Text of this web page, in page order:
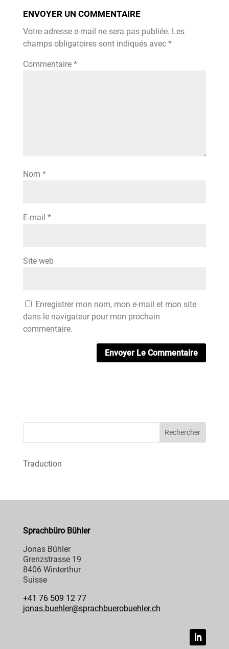
ENVOYER UN COMMENTAIRE
Votre adresse e-mail ne sera pas publiée. Les
champs obligatoires sont indiqués avec *
Commentaire *
Nom *
E-mail *
Site web
Enregistrer mon nom, mon e-mail et mon site
dans le navigateur pour mon prochain
commentaire.
Rechercher
Traduction
Sprachbüro Bühler
Jonas Bühler
Grenzstrasse 19
8406 Winterthur
Suisse
+41 76 509 12 77
jonas.buehler@sprachbuerobuehler.ch